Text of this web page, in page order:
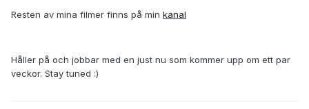
Resten av mina filmer finns på min kanal
Håller på och jobbar med en just nu som kommer upp om ett par
veckor. Stay tuned :)